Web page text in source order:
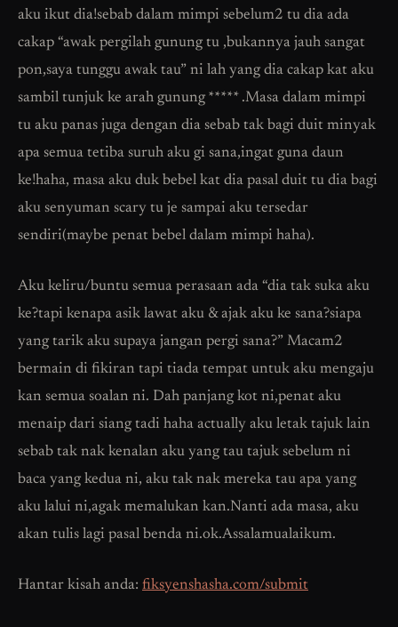
aku ikut dia!sebab dalam mimpi sebelum2 tu dia ada
cakap “awak pergilah gunung tu ,bukannya jauh sangat
pon,saya tunggu awak tau” ni lah yang dia cakap kat aku
sambil tunjuk ke arah gunung ***** .Masa dalam mimpi
tu aku panas juga dengan dia sebab tak bagi duit minyak
apa semua tetiba suruh aku gi sana,ingat guna daun
ke!haha, masa aku duk bebel kat dia pasal duit tu dia bagi
aku senyuman scary tu je sampai aku tersedar
sendiri(maybe penat bebel dalam mimpi haha).
Aku keliru/buntu semua perasaan ada “dia tak suka aku
ke?tapi kenapa asik lawat aku & ajak aku ke sana?siapa
yang tarik aku supaya jangan pergi sana?” Macam2
bermain di fikiran tapi tiada tempat untuk aku mengaju
kan semua soalan ni. Dah panjang kot ni,penat aku
menaip dari siang tadi haha actually aku letak tajuk lain
sebab tak nak kenalan aku yang tau tajuk sebelum ni
baca yang kedua ni, aku tak nak mereka tau apa yang
aku lalui ni,agak memalukan kan.Nanti ada masa, aku
akan tulis lagi pasal benda ni.ok.Assalamualaikum.
Hantar kisah anda: fiksyenshasha.com/submit